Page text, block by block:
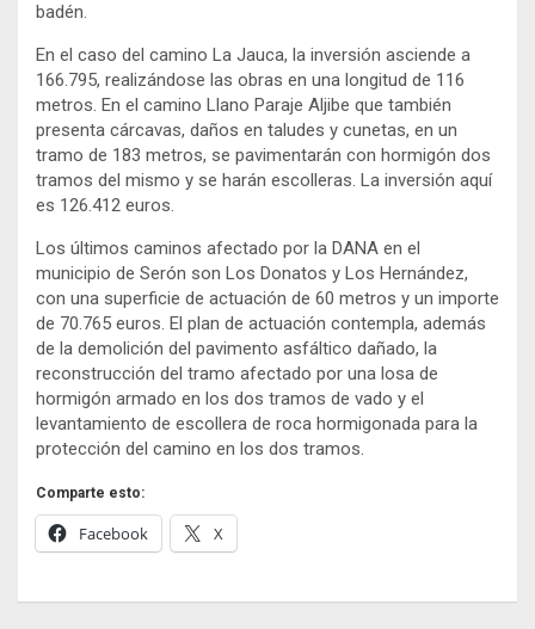
badén.
En el caso del camino La Jauca, la inversión asciende a
166.795, realizándose las obras en una longitud de 116
metros. En el camino Llano Paraje Aljibe que también
presenta cárcavas, daños en taludes y cunetas, en un
tramo de 183 metros, se pavimentarán con hormigón dos
tramos del mismo y se harán escolleras. La inversión aquí
es 126.412 euros.
Los últimos caminos afectado por la DANA en el
municipio de Serón son Los Donatos y Los Hernández,
con una superficie de actuación de 60 metros y un importe
de 70.765 euros. El plan de actuación contempla, además
de la demolición del pavimento asfáltico dañado, la
reconstrucción del tramo afectado por una losa de
hormigón armado en los dos tramos de vado y el
levantamiento de escollera de roca hormigonada para la
protección del camino en los dos tramos.
Comparte esto:
Facebook X